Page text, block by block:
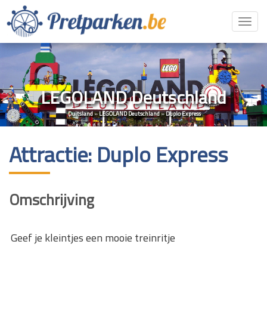
LEGOLAND Deutschland
Duitsland»LEGOLAND Deutschland»Duplo Express
Attractie: Duplo Express
Omschrijving
Geef je kleintjes een mooie treinritje